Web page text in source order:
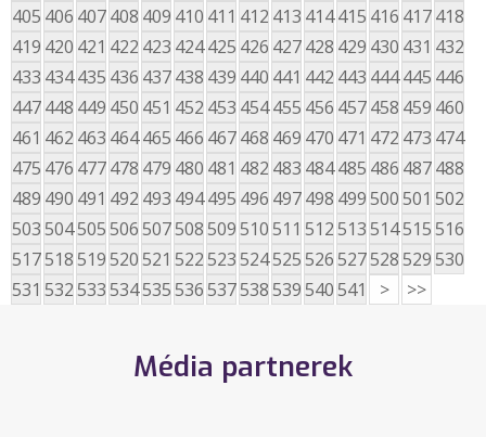
405 406 407408 409 410 411 412 413 414415 416 417418
419 420 421 422 423 424425 426 427428 429 430 431 432
433 434435 436 437438 439 440 441 442 443 444445 446
447448 449 450 451 452 453 454455 456 457458 459 460
461 462 463 464465 466 467468 469 470 471 472 473 474
475 476 477478 479 480 481 482 483 484485 486 487488
489 490 491 492 493 494495 496 497498 499500501 502
503504505506507508509510511 512513514515516
517518519520521 522523524525526527528529530
531 532533534535536537538539540541 > >>
Média partnerek